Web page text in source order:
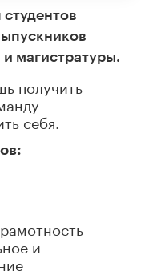
и магистратуры.
получить
себя.
и